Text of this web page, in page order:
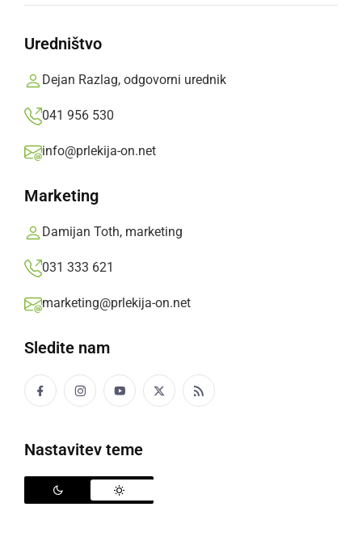
Uredništvo
Dejan Razlag, odgovorni urednik
041 956 530
info@prlekija-on.net
Marketing
Damijan Toth, marketing
031 333 621
marketing@prlekija-on.net
Sledite nam
Nastavitev teme
ormoške svetnike in posameznike
sreda, 12. avgust 2020 ob 09:55
Popularne rubrike novic
Kultura
Politika
Narava